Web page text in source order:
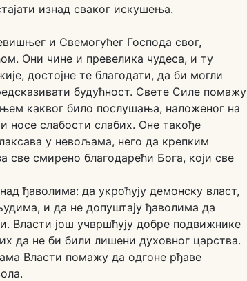
изнад сваког искушења.
и Свемогућег Господа свог,
Они чине и превелика чудеса, и ту
достојне те благодати, да би могли
будућност. Свете Силе помажу
каквог било послушања, наложеног на
носе слабости слабих. Оне такође
у невољама, него да крепким
све смирено благодарећи Бога, који све
ђаволима: да укроћују демонску власт,
и да не допуштају ђаволима да
Власти још учвршћују добре подвижнике
да не би били лишени духовног царства.
Власти помажу да одгоне рђаве